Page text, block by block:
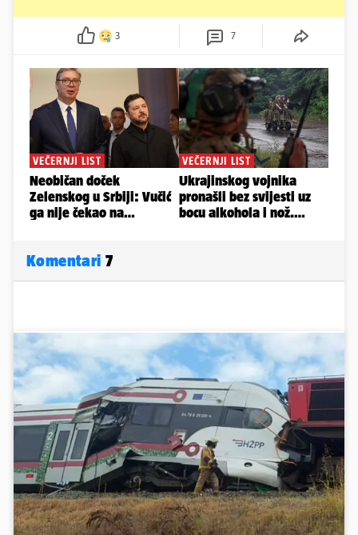
3 7
Komentari 7